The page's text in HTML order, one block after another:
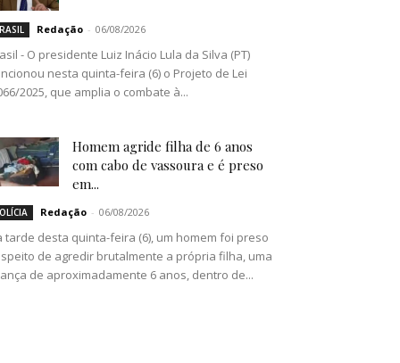
Redação - 06/08/2026
- O presidente Luiz Inácio Lula da Silva (PT)
nesta quinta-feira (6) o Projeto de Lei
2025, que amplia o combate à...
Homem agride filha de 6 anos
com cabo de vassoura e é preso
em...
Redação - 06/08/2026
tarde desta quinta-feira (6), um homem foi preso
de agredir brutalmente a própria filha, uma
de aproximadamente 6 anos, dentro de...